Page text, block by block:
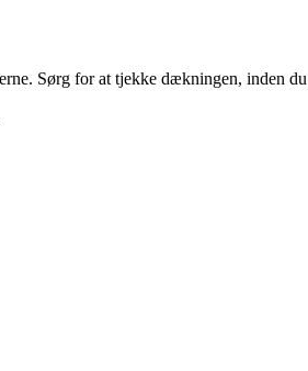
Sørg for at tjekke dækningen, inden